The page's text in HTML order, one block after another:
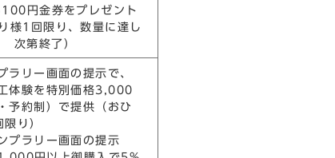
100円金券をプレゼント
様1回限り、数量に達し
次第終了）
ラリー画面の提示で、
体験を特別価格3,000
予約制）で提供（おひ
り）
プラリー画面の提示